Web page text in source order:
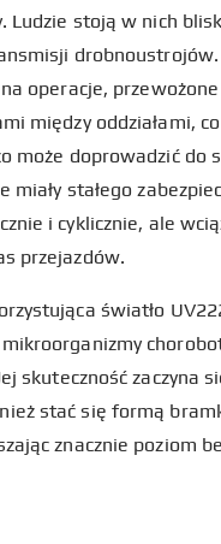
Ludzie stoją w nich
operacje,
między oddziałami,
może doprowadzić do
miały stałego
i cyklicznie, ale
przejazdów.
światło
skuteczność zaczyna
stać się formą
znacznie poziom